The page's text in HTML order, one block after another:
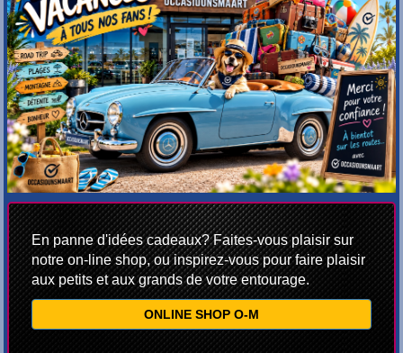
En panne d'idées cadeaux? Faites-vous plaisir sur
notre on-line shop, ou inspirez-vous pour faire plaisir
aux petits et aux grands de votre entourage.
ONLINE SHOP O-M